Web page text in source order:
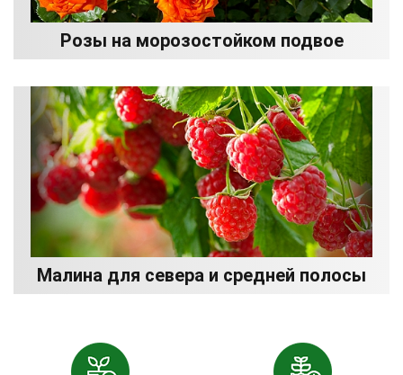
Розы на морозостойком подвое
Малина для севера и средней полосы